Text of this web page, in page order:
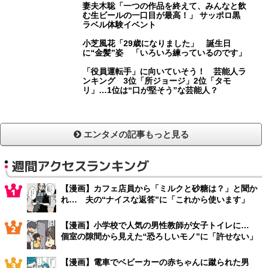
妻夫木聡「一つの作品を終えて、みんなと飲
む生ビールの一口目が最高！」 サッポロ黒
ラベル体験イベント
小芝風花「29歳になりました」 誕生日
に“金髪”姿 「いろいろ練っているのです」
「役員運転手」に向いていそう！ 芸能人ラ
ンキング 3位「所ジョージ」2位「タモ
リ」…1位は“口が堅そう”な芸能人？
エンタメの記事もっと見る
週間アクセスランキング
【漫画】カフェ店員から「ミルクと砂糖は？」と聞か
れ… 夫の“ナイスな返答”に「これから使います」
【漫画】小学校で人気の男性教師が女子トイレに…
個室の隙間から見えた“恐ろしいモノ”に「許せない」
【漫画】電車でベビーカーの赤ちゃんに蹴られた男